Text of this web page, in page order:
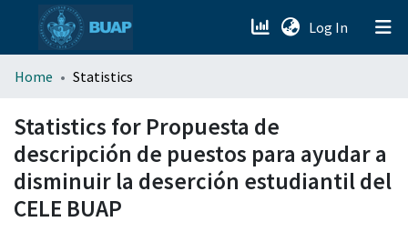
Log In (current)
menu.section.about_menu
All of DSpace
Home Statistics
Statistics for Propuesta de
descripción de puestos para ayudar a
disminuir la deserción estudiantil del
CELE BUAP